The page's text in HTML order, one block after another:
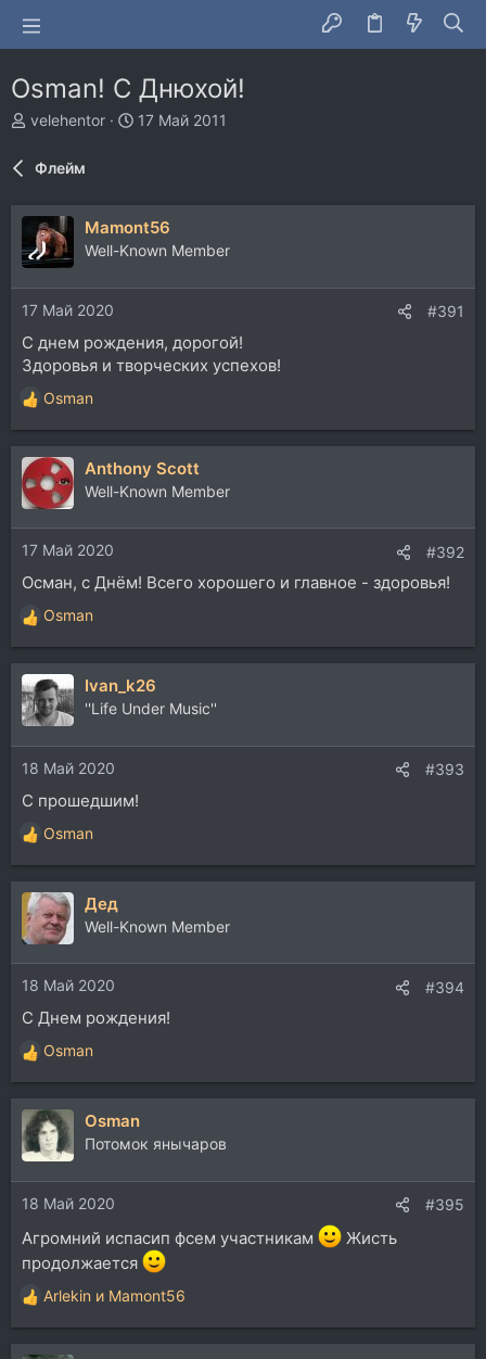
Osman! С Днюхой!
А
р
т
е
м
velehentor
Д
н
а
17 Май 2011
Флейм
Mamont56
Well-Known Member
17 Май 2020 #391
С днем рождения, дорогой!
Здоровья и творческих успехов!
Р
е
а
к
ц
и
и
:
Osman
Anthony Scott
Well-Known Member
17 Май 2020 #392
Осман, с Днём! Всего хорошего и главное - здоровья!
Р
е
а
к
ц
и
и
:
Osman
Ivan_k26
''Life Under Music''
18 Май 2020 #393
С прошедшим!
Р
е
а
к
ц
и
и
:
Osman
Дед
Well-Known Member
18 Май 2020 #394
С Днем рождения!
Р
е
а
к
ц
и
и
:
Osman
Osman
Потомок янычаров
18 Май 2020 #395
Агромний испасип фсем участникам
Жисть
продолжается
Р
е
а
Arlekin и Mamont56